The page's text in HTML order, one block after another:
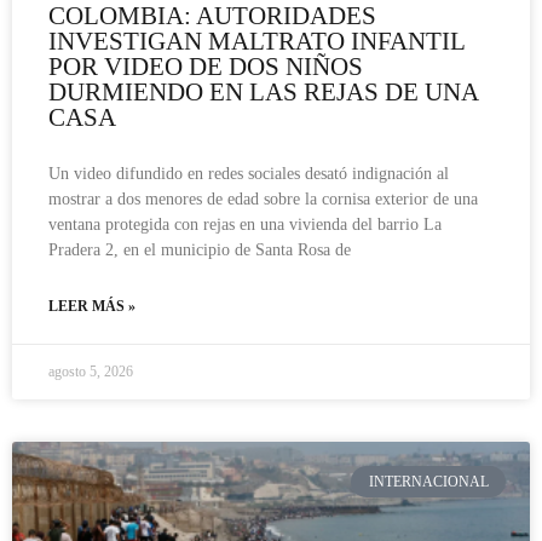
COLOMBIA: AUTORIDADES
INVESTIGAN MALTRATO INFANTIL
POR VIDEO DE DOS NIÑOS
DURMIENDO EN LAS REJAS DE UNA
CASA
Un video difundido en redes sociales desató indignación al
mostrar a dos menores de edad sobre la cornisa exterior de una
ventana protegida con rejas en una vivienda del barrio La
Pradera 2, en el municipio de Santa Rosa de
LEER MÁS »
agosto 5, 2026
INTERNACIONAL